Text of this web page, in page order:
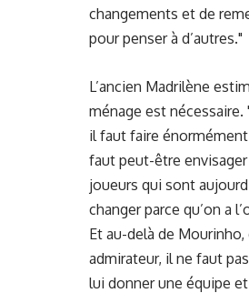
changements et de
pour penser à d’autres."
L’ancien Madrilène
ménage est nécessaire.
il faut faire
faut peut-être
joueurs qui sont
changer parce qu’on a
Et au-delà de
admirateur, il ne faut
lui donner une équipe